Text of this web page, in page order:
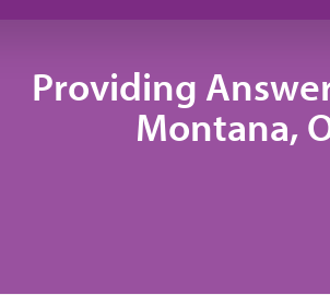
Providing
Montana,